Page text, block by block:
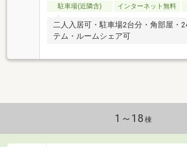
駐車場(近隣含)
インターネット無料
二人入居可・駐車場2台分・角部屋・
テム・ルームシェア可
1～18 棟